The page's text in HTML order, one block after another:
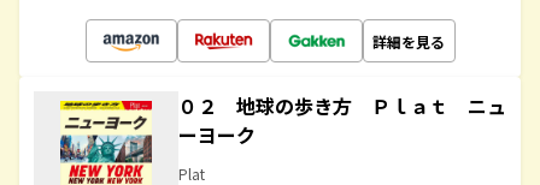
詳細を見る
０２ 地球の歩き方 Ｐｌａｔ ニュ
ーヨーク
Plat